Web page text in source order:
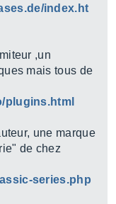
index.ht
,un
mais tous de
plugins.html
une marque
de chez
series.php